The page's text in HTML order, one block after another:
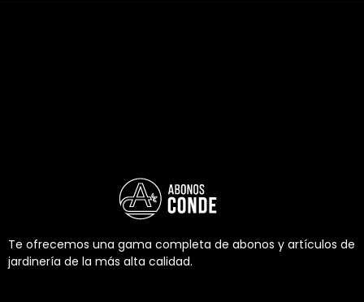
Te ofrecemos una gama completa de abonos y artículos de
jardinería de la más alta calidad.